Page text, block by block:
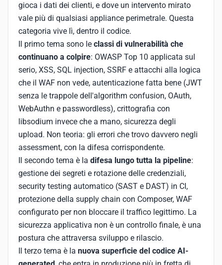
gioca i dati dei clienti, e dove un intervento mirato
vale più di qualsiasi appliance perimetrale. Questa
categoria vive lì, dentro il codice.
Il primo tema sono le classi di vulnerabilità che
continuano a colpire: OWASP Top 10 applicata sul
serio, XSS, SQL injection, SSRF e attacchi alla logica
che il WAF non vede, autenticazione fatta bene (JWT
senza le trappole dell'algorithm confusion, OAuth,
WebAuthn e passwordless), crittografia con
libsodium invece che a mano, sicurezza degli
upload. Non teoria: gli errori che trovo davvero negli
assessment, con la difesa corrispondente.
Il secondo tema è la difesa lungo tutta la pipeline:
gestione dei segreti e rotazione delle credenziali,
security testing automatico (SAST e DAST) in CI,
protezione della supply chain con Composer, WAF
configurato per non bloccare il traffico legittimo. La
sicurezza applicativa non è un controllo finale, è una
postura che attraversa sviluppo e rilascio.
Il terzo tema è la nuova superficie del codice AI-